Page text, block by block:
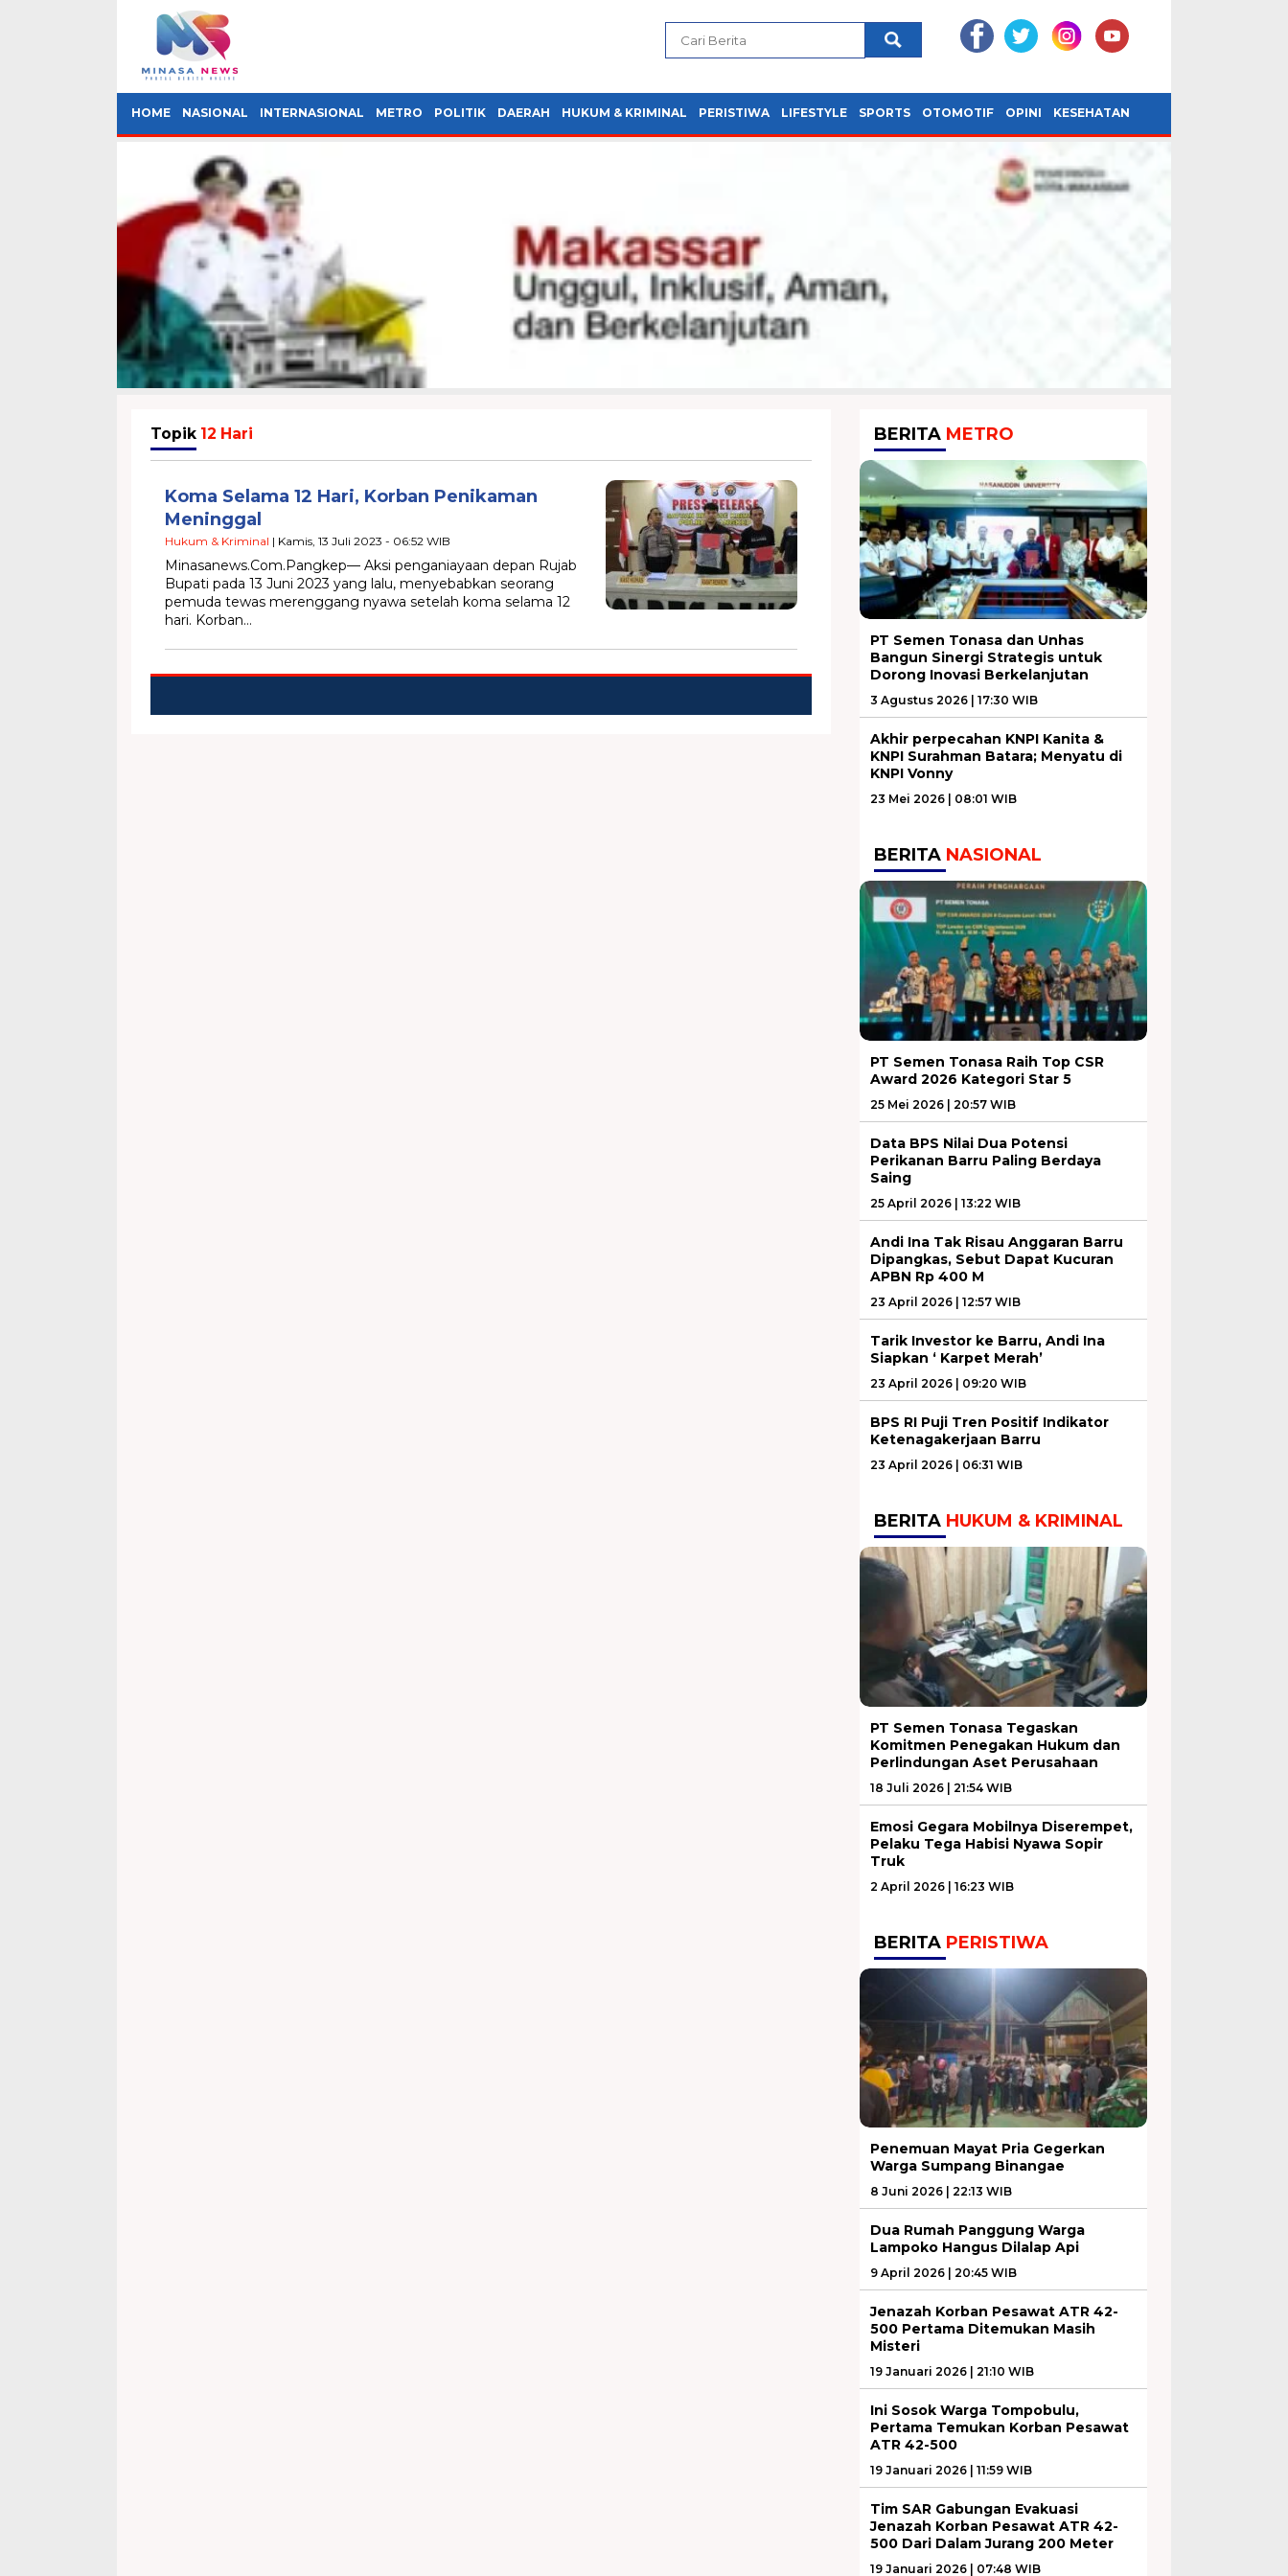
HOME NASIONAL INTERNASIONAL METRO POLITIK DAERAH HUKUM & KRIMINAL PERISTIWA LIFESTYLE SPORTS OTOMOTIF OPINI KESEHATAN
Topik 12 Hari
Koma Selama 12 Hari, Korban Penikaman
Meninggal
Hukum & Kriminal | Kamis, 13 Juli 2023 - 06:52 WIB
Minasanews.Com.Pangkep— Aksi penganiayaan depan Rujab
Bupati pada 13 Juni 2023 yang lalu, menyebabkan seorang
pemuda tewas merenggang nyawa setelah koma selama 12
hari. Korban…
BERITA METRO
PT Semen Tonasa dan Unhas
Bangun Sinergi Strategis untuk
Dorong Inovasi Berkelanjutan
3 Agustus 2026 | 17:30 WIB
Akhir perpecahan KNPI Kanita &
KNPI Surahman Batara; Menyatu di
KNPI Vonny
23 Mei 2026 | 08:01 WIB
BERITA NASIONAL
PT Semen Tonasa Raih Top CSR
Award 2026 Kategori Star 5
25 Mei 2026 | 20:57 WIB
Data BPS Nilai Dua Potensi
Perikanan Barru Paling Berdaya
Saing
25 April 2026 | 13:22 WIB
Andi Ina Tak Risau Anggaran Barru
Dipangkas, Sebut Dapat Kucuran
APBN Rp 400 M
23 April 2026 | 12:57 WIB
Tarik Investor ke Barru, Andi Ina
Siapkan ‘ Karpet Merah’
23 April 2026 | 09:20 WIB
BPS RI Puji Tren Positif Indikator
Ketenagakerjaan Barru
23 April 2026 | 06:31 WIB
BERITA HUKUM & KRIMINAL
PT Semen Tonasa Tegaskan
Komitmen Penegakan Hukum dan
Perlindungan Aset Perusahaan
18 Juli 2026 | 21:54 WIB
Emosi Gegara Mobilnya Diserempet,
Pelaku Tega Habisi Nyawa Sopir
Truk
2 April 2026 | 16:23 WIB
BERITA PERISTIWA
Penemuan Mayat Pria Gegerkan
Warga Sumpang Binangae
8 Juni 2026 | 22:13 WIB
Dua Rumah Panggung Warga
Lampoko Hangus Dilalap Api
9 April 2026 | 20:45 WIB
Jenazah Korban Pesawat ATR 42-
500 Pertama Ditemukan Masih
Misteri
19 Januari 2026 | 21:10 WIB
Ini Sosok Warga Tompobulu,
Pertama Temukan Korban Pesawat
ATR 42-500
19 Januari 2026 | 11:59 WIB
Tim SAR Gabungan Evakuasi
Jenazah Korban Pesawat ATR 42-
500 Dari Dalam Jurang 200 Meter
19 Januari 2026 | 07:48 WIB